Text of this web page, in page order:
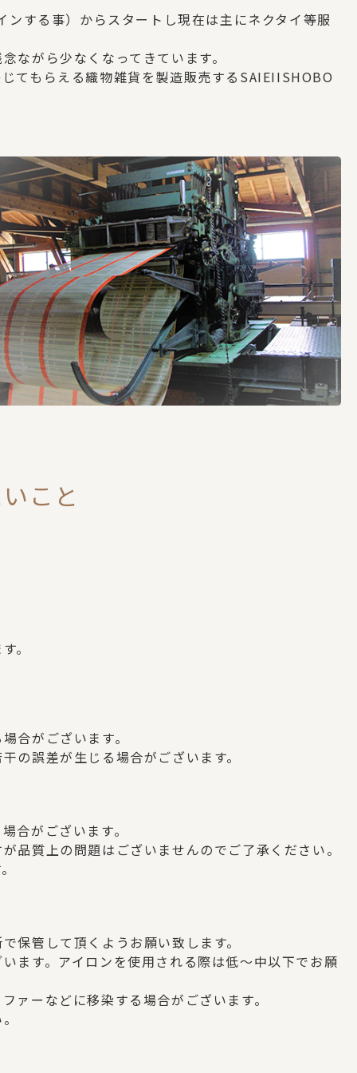
する事）からスタートし現在は主にネクタイ等服
ながら少なくなってきています。
てもらえる織物雑貨を製造販売するSAIEIISHOBO
こと
。
合がございます。
誤差が生じる場合がございます。
合がございます。
質上の問題はございませんのでご了承ください。
管して頂くようお願い致します。
ます。アイロンを使用される際は低～中以下でお願
ーなどに移染する場合がございます。